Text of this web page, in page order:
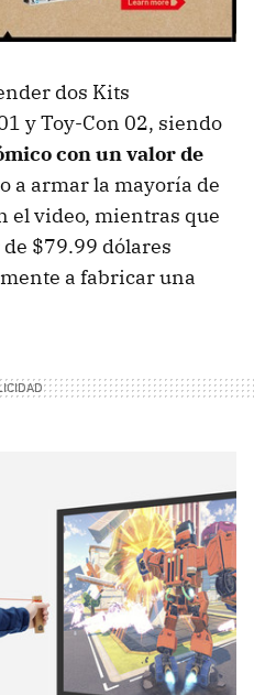
dos Kits
y Toy-Con 02, siendo
con un valor de
a armar la mayoría de
el video, mientras que
$79.99 dólares
a fabricar una